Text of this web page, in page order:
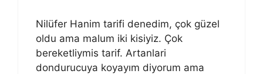
Nilüfer Hanim tarifi denedim, çok güzel
oldu ama malum iki kisiyiz. Çok
bereketliymis tarif. Artanlari
dondurucuya koyayım diyorum ama